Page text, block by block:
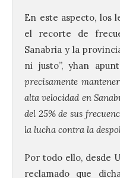
En este aspecto, los
el recorte de
Sanabria y la
ni justo”, yhan
precisamente
alta velocidad en
del 25% de sus
la lucha contra la
Por todo ello, desde
reclamado que